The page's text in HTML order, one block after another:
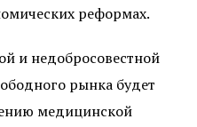
реформах.
и недобросовестной
рынка будет
медицинской